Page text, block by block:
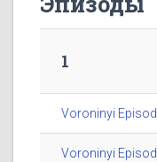
1
Voroninyi
Voroninyi